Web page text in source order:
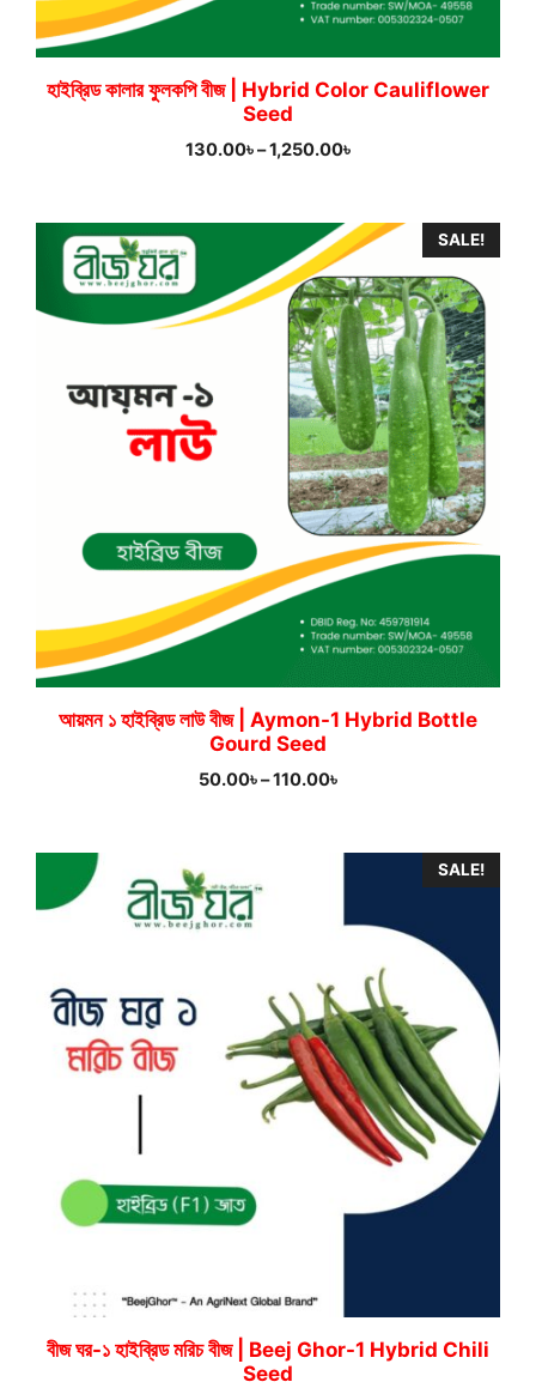
হাইব্রিড কালার ফুলকপি বীজ | Hybrid Color Cauliflower
Seed
130.00৳–1,250.00৳Price
through
1,250.00৳
SALE!
আয়মন ১ হাইব্রিড লাউ বীজ | Aymon-1 Hybrid Bottle
Gourd Seed
50.00৳–110.00৳Price
through
SALE!
বীজ ঘর-১ হাইব্রিড মরিচ বীজ | Beej Ghor-1 Hybrid Chili
Seed